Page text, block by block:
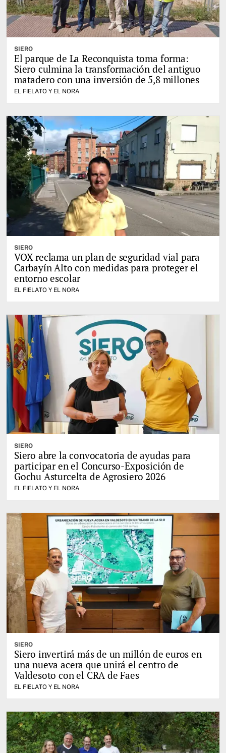
SIERO
El parque de La Reconquista toma forma:
Siero culmina la transformación del antiguo
matadero con una inversión de 5,8 millones
EL FIELATO Y EL NORA
SIERO
VOX reclama un plan de seguridad vial para
Carbayín Alto con medidas para proteger el
entorno escolar
EL FIELATO Y EL NORA
SIERO
Siero abre la convocatoria de ayudas para
participar en el Concurso-Exposición de
Gochu Asturcelta de Agrosiero 2026
EL FIELATO Y EL NORA
SIERO
Siero invertirá más de un millón de euros en
una nueva acera que unirá el centro de
Valdesoto con el CRA de Faes
EL FIELATO Y EL NORA